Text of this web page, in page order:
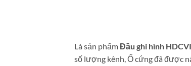
Là sản phẩmĐầu ghi hình
số lượng kênh, Ổ cứng đã được